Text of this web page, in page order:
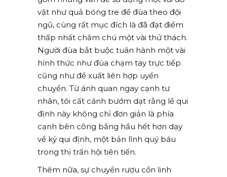
vật như quả bóng tre để đùa theo đội
ngũ, cùng rất mục đích là đã đạt điểm
thấp nhất chăm chú một vài thử thách.
Người đùa bắt buộc tuân hành một vài
hình thức như đùa chạm tay trực tiếp
cũng như đề xuất liên hợp uyển
chuyển. Từ ánh quan ngay cạnh tư
nhân, tôi cất cánh bướm dạt rằng lề qui
định này không chỉ đơn giản là phía
cạnh bên công bằng hầu hết hơn dạy
về kỷ qui định, một bản lĩnh quý báu
trong thị trấn hội tiên tiến.
Thêm nữa, sự chuyển rượu cồn linh